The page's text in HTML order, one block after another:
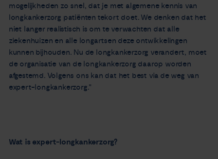
mogelijkheden zo snel, dat je met algemene kennis van
longkankerzorg patiënten tekort doet. We denken dat het
niet langer realistisch is om te verwachten dat alle
ziekenhuizen en alle longartsen deze ontwikkelingen
kunnen bijhouden. Nu de longkankerzorg verandert, moet
de organisatie van de longkankerzorg daarop worden
afgestemd. Volgens ons kan dat het best via de weg van
expert-longkankerzorg."
Wat is expert-longkankerzorg?